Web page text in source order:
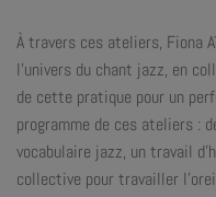
À travers ces ateliers, Fiona
l’univers du chant jazz, en
de cette pratique pour un
programme de ces ateliers :
vocabulaire jazz, un travail
collective pour travailler